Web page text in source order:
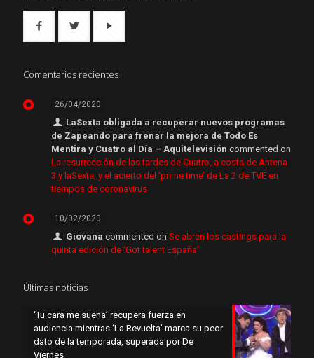
Comentarios recientes
26/04/2020
LaSexta obligada a recuperar nuevos programas
de Zapeando para frenar la mejora de Todo Es
Mentira y Cuatro al Día – Aquitelevisión commented on
La resurrección de las tardes de Cuatro, a costa de Antena
3 y laSexta, y el acierto del ‘prime time’ de La 2 de TVE en
tiempos de coronavirus
10/02/2020
Giovana commented onSe abren los castings para la
quinta edición de ‘Got talent España’
Últimas noticias
‘Tu cara me suena’ recupera fuerza en
audiencia mientras ‘La Revuelta’ marca su peor
dato de la temporada, superada por De
Viernes